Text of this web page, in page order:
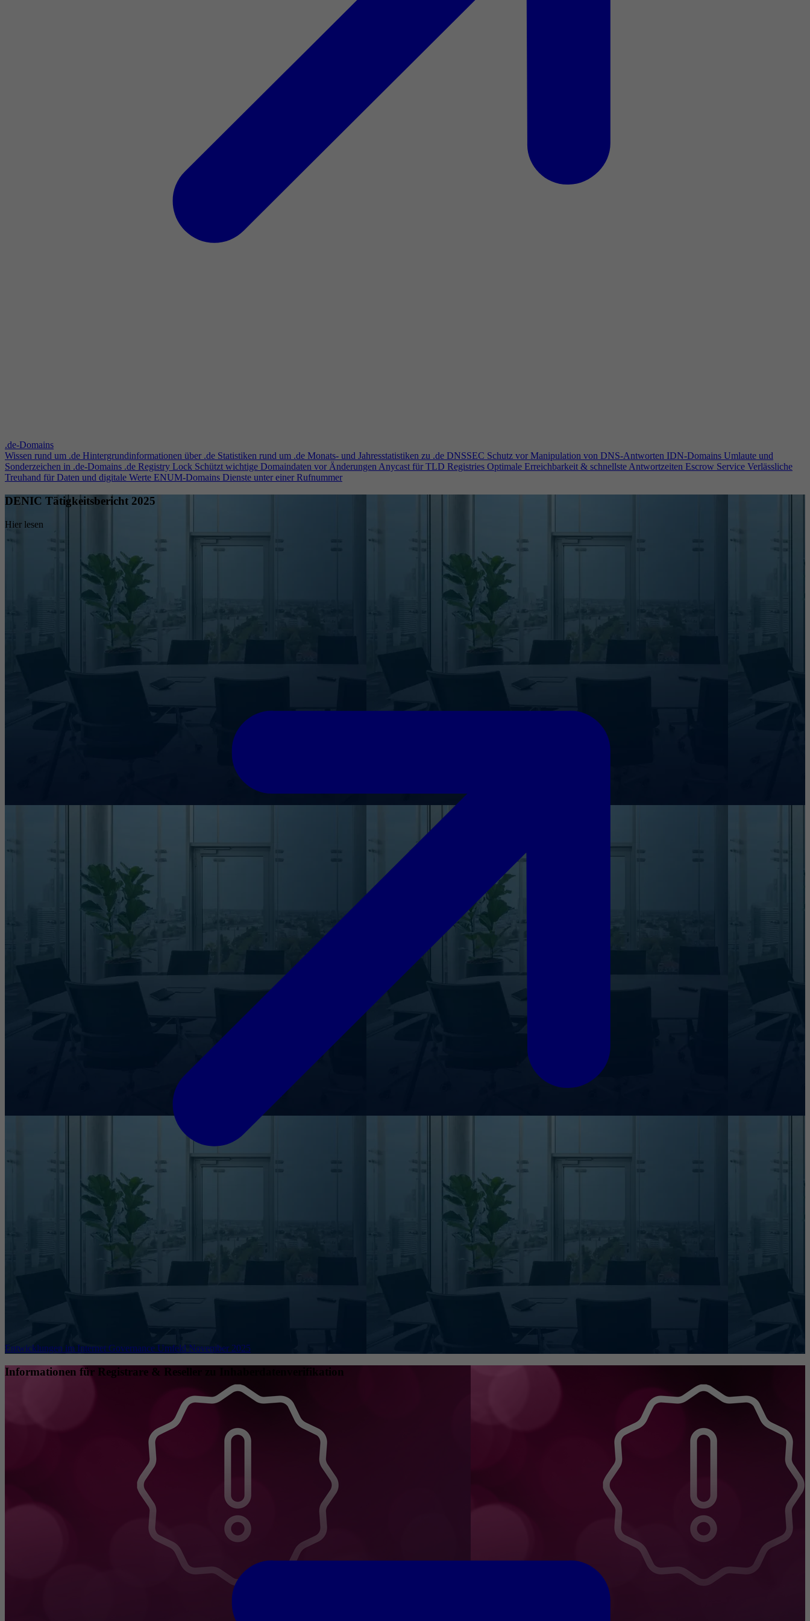
.de-Domains
Wissen rund um .de Hintergrundinformationen über .de Statistiken rund um .de Monats- und Jahresstatistiken zu .de DNSSEC Schutz vor Manipulation von DNS-Antworten IDN-Domains Umlaute und
Sonderzeichen in .de-Domains .de Registry Lock Schützt wichtige Domaindaten vor ÄnderungenAnycast für TLD Registries Optimale Erreichbarkeit & schnellste Antwortzeiten Escrow Service Verlässliche
Treuhand für Daten und digitale Werte ENUM-Domains Dienste unter einer Rufnummer
DENIC Tätigkeitsbericht 2025
Hier lesen
Entwicklungen im Internet Governance Umfeld November 2025
Informationen für Registrare & Reseller zu Inhaberdatenverifikation